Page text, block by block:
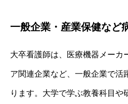
一般企業・産業保健など
大卒看護師は、医療機器メーカ
ア関連企業など、一般企業で活
ります。大学で学ぶ教養科目や